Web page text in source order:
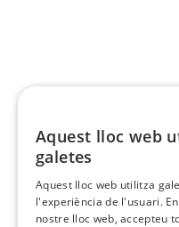
Aquest lloc web
galetes
Aquest lloc web utilitza
l'experiència de l'usuari.
nostre lloc web, accepteu